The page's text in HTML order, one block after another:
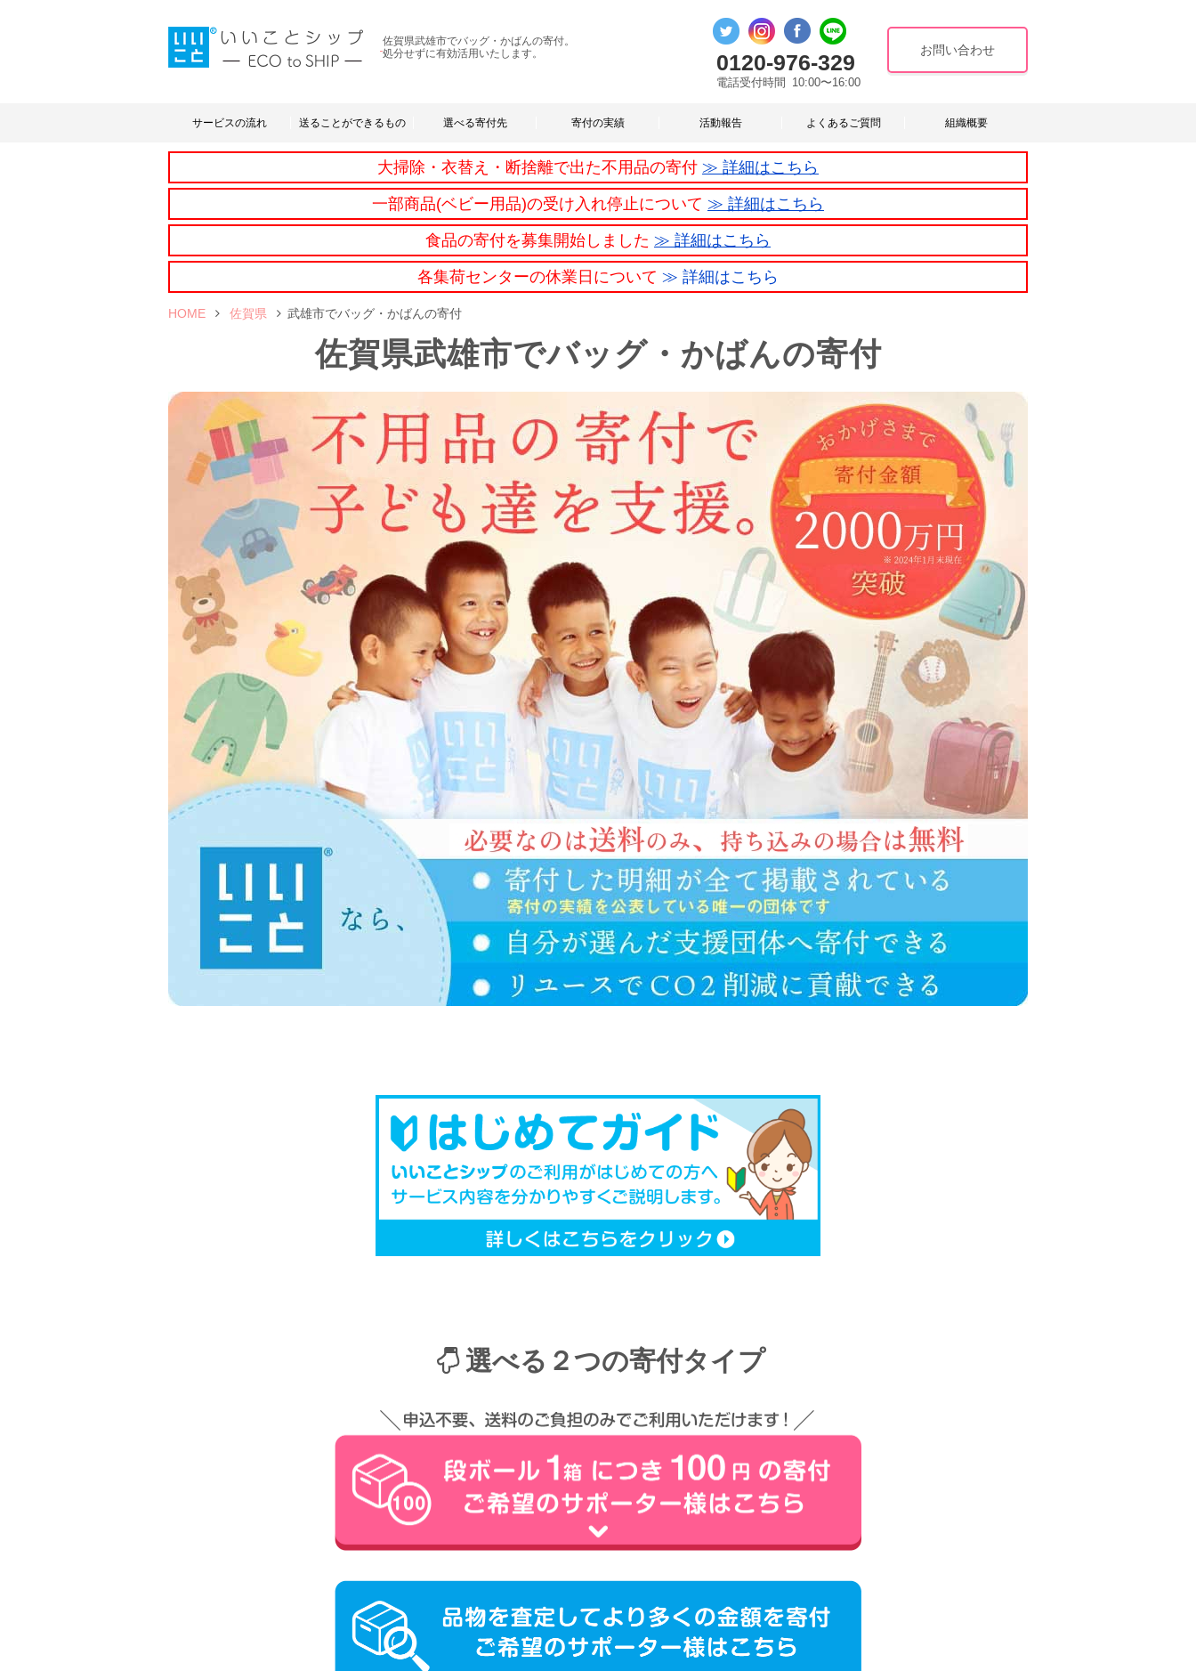
佐賀県武雄市でバッグ・かばんの寄付。
処分せずに有効活用いたします。
0120-976-329
電話受付時間 10:00〜16:00
お問い合わせ
サービスの流れ 送ることができるもの 選べる寄付先 寄付の実績 活動報告 よくあるご質問 組織概要
大掃除・衣替え・断捨離で出た不用品の寄付 ≫ 詳細はこちら
一部商品(ベビー用品)の受け入れ停止について ≫ 詳細はこちら
食品の寄付を募集開始しました ≫ 詳細はこちら
各集荷センターの休業日について ≫ 詳細はこちら
HOME 佐賀県 武雄市でバッグ・かばんの寄付
佐賀県武雄市でバッグ・かばんの寄付
選べる２つの寄付タイプ